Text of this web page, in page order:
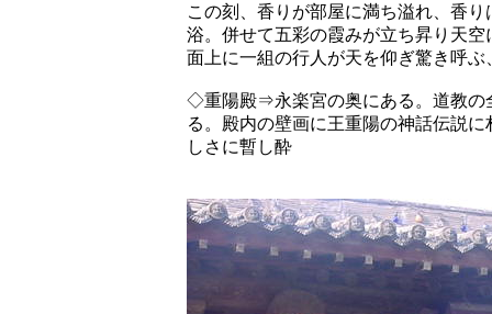
この刻、香りが部屋に満ち溢れ、香
浴。併せて五彩の霞みが立ち昇り天
面上に一組の行人が天を仰ぎ驚き呼
◇重陽殿⇒永楽宮の奥にある。道教の
る。殿内の壁画に王重陽の神話伝説
しさに暫し酔